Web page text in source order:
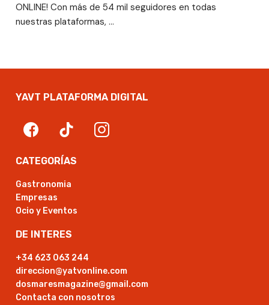
ONLINE! Con más de 54 mil seguidores en todas
nuestras plataformas, …
YAVT PLATAFORMA DIGITAL
CATEGORÍAS
Gastronomia
Empresas
Ocio y Eventos
DE INTERES
+34 623 063 244
direccion@yatvonline.com
dosmaresmagazine@gmail.com
Contacta con nosotros